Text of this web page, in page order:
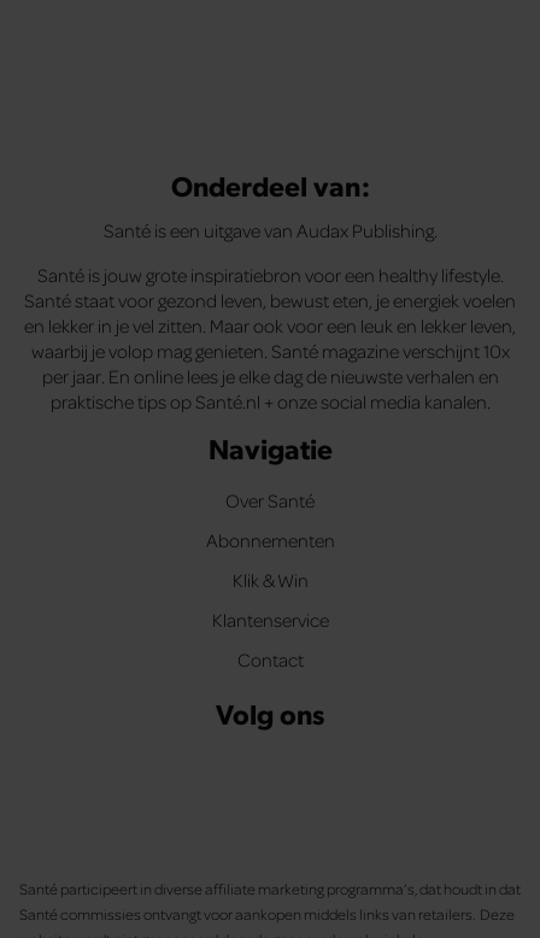
Onderdeel van:
Santé is een uitgave van Audax Publishing.
Santé is jouw grote inspiratiebron voor een healthy lifestyle.
Santé staat voor gezond leven, bewust eten, je energiek voelen
en lekker in je vel zitten. Maar ook voor een leuk en lekker leven,
waarbij je volop mag genieten. Santé magazine verschijnt 10x
per jaar. En online lees je elke dag de nieuwste verhalen en
praktische tips op Santé.nl + onze social media kanalen.
Navigatie
Over Santé
Abonnementen
Klik & Win
Klantenservice
Contact
Volg ons
Santé participeert in diverse affiliate marketing programma’s, dat houdt in dat
Santé commissies ontvangt voor aankopen middels links van retailers. Deze